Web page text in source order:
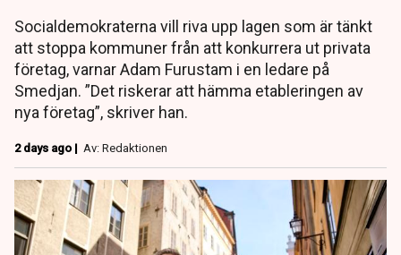
Socialdemokraterna vill riva upp lagen som är tänkt
att stoppa kommuner från att konkurrera ut privata
företag, varnar Adam Furustam i en ledare på
Smedjan. ”Det riskerar att hämma etableringen av
nya företag”, skriver han.
2 days ago | Av: Redaktionen